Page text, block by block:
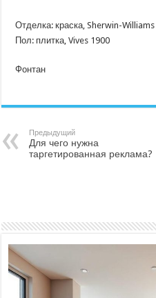
Отделка: краска, Sherwin-Williams
Пол: плитка, Vives 1900
Фонтан
Предыдущий
Для чего нужна
таргетированная реклама?